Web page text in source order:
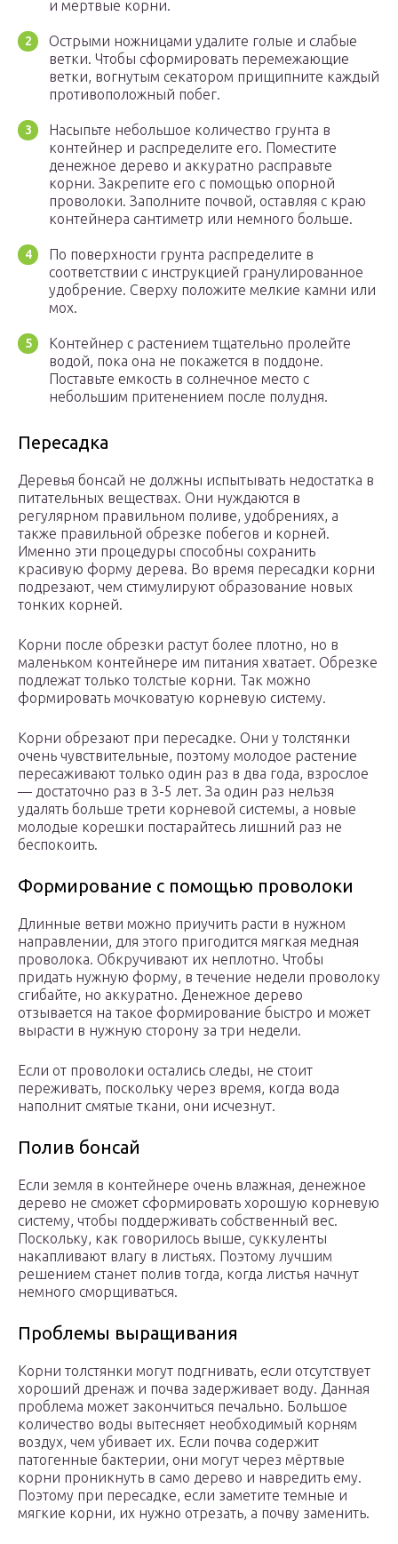
и мертвые корни.
Острыми ножницами удалите голые и слабые
ветки. Чтобы сформировать перемежающие
ветки, вогнутым секатором прищипните каждый
противоположный побег.
Насыпьте небольшое количество грунта в
контейнер и распределите его. Поместите
денежное дерево и аккуратно расправьте
корни. Закрепите его с помощью опорной
проволоки. Заполните почвой, оставляя с краю
контейнера сантиметр или немного больше.
По поверхности грунта распределите в
соответствии с инструкцией гранулированное
удобрение. Сверху положите мелкие камни или
мох.
Контейнер с растением тщательно пролейте
водой, пока она не покажется в поддоне.
Поставьте емкость в солнечное место с
небольшим притенением после полудня.
Пересадка
Деревья бонсай не должны испытывать недостатка в
питательных веществах. Они нуждаются в
регулярном правильном поливе, удобрениях, а
также правильной обрезке побегов и корней.
Именно эти процедуры способны сохранить
красивую форму дерева. Во время пересадки корни
подрезают, чем стимулируют образование новых
тонких корней.
Корни после обрезки растут более плотно, но в
маленьком контейнере им питания хватает. Обрезке
подлежат только толстые корни. Так можно
формировать мочковатую корневую систему.
Корни обрезают при пересадке. Они у толстянки
очень чувствительные, поэтому молодое растение
пересаживают только один раз в два года, взрослое
— достаточно раз в 3-5 лет. За один раз нельзя
удалять больше трети корневой системы, а новые
молодые корешки постарайтесь лишний раз не
беспокоить.
Формирование с помощью проволоки
Длинные ветви можно приучить расти в нужном
направлении, для этого пригодится мягкая медная
проволока. Обкручивают их неплотно. Чтобы
придать нужную форму, в течение недели проволоку
сгибайте, но аккуратно. Денежное дерево
отзывается на такое формирование быстро и может
вырасти в нужную сторону за три недели.
Если от проволоки остались следы, не стоит
переживать, поскольку через время, когда вода
наполнит смятые ткани, они исчезнут.
Полив бонсай
Если земля в контейнере очень влажная, денежное
дерево не сможет сформировать хорошую корневую
систему, чтобы поддерживать собственный вес.
Поскольку, как говорилось выше, суккуленты
накапливают влагу в листьях. Поэтому лучшим
решением станет полив тогда, когда листья начнут
немного сморщиваться.
Проблемы выращивания
Корни толстянки могут подгнивать, если отсутствует
хороший дренаж и почва задерживает воду. Данная
проблема может закончиться печально. Большое
количество воды вытесняет необходимый корням
воздух, чем убивает их. Если почва содержит
патогенные бактерии, они могут через мёртвые
корни проникнуть в само дерево и навредить ему.
Поэтому при пересадке, если заметите темные и
мягкие корни, их нужно отрезать, а почву заменить.